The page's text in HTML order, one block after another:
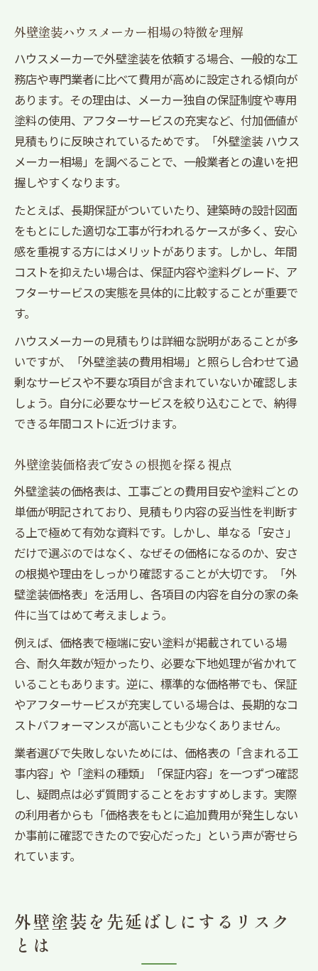
外壁塗装ハウスメーカー相場の特徴を理解
ハウスメーカーで外壁塗装を依頼する場合、一般的な工
務店や専門業者に比べて費用が高めに設定される傾向が
あります。その理由は、メーカー独自の保証制度や専用
塗料の使用、アフターサービスの充実など、付加価値が
見積もりに反映されているためです。「外壁塗装 ハウス
メーカー相場」を調べることで、一般業者との違いを把
握しやすくなります。
たとえば、長期保証がついていたり、建築時の設計図面
をもとにした適切な工事が行われるケースが多く、安心
感を重視する方にはメリットがあります。しかし、年間
コストを抑えたい場合は、保証内容や塗料グレード、ア
フターサービスの実態を具体的に比較することが重要で
す。
ハウスメーカーの見積もりは詳細な説明があることが多
いですが、「外壁塗装の費用相場」と照らし合わせて過
剰なサービスや不要な項目が含まれていないか確認しま
しょう。自分に必要なサービスを絞り込むことで、納得
できる年間コストに近づけます。
外壁塗装価格表で安さの根拠を探る視点
外壁塗装の価格表は、工事ごとの費用目安や塗料ごとの
単価が明記されており、見積もり内容の妥当性を判断す
る上で極めて有効な資料です。しかし、単なる「安さ」
だけで選ぶのではなく、なぜその価格になるのか、安さ
の根拠や理由をしっかり確認することが大切です。「外
壁塗装価格表」を活用し、各項目の内容を自分の家の条
件に当てはめて考えましょう。
例えば、価格表で極端に安い塗料が掲載されている場
合、耐久年数が短かったり、必要な下地処理が省かれて
いることもあります。逆に、標準的な価格帯でも、保証
やアフターサービスが充実している場合は、長期的なコ
ストパフォーマンスが高いことも少なくありません。
業者選びで失敗しないためには、価格表の「含まれる工
事内容」や「塗料の種類」「保証内容」を一つずつ確認
し、疑問点は必ず質問することをおすすめします。実際
の利用者からも「価格表をもとに追加費用が発生しない
か事前に確認できたので安心だった」という声が寄せら
れています。
外壁塗装を先延ばしにするリスク
とは